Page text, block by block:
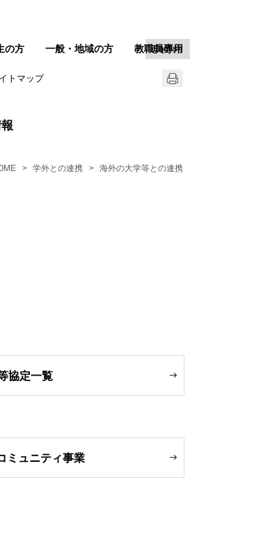
トマップ
English
の方 一般・地域の方 教職員専用
学外との連携 海外の大学等との連携
協定一覧
ミュニティ事業